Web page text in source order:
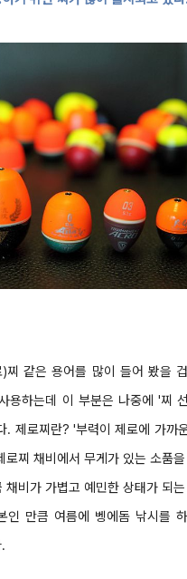
)찌 같은 용어를 많이 들어 봤을
용하는데 이 부분은 나중에 '찌
. 제로찌란? '부력이 제로에 가까
로찌 채비에서 무게가 있는 소품을
채비가 가볍고 예민한 상태가 되
인 만큼 여름에 벵에돔 낚시를
.